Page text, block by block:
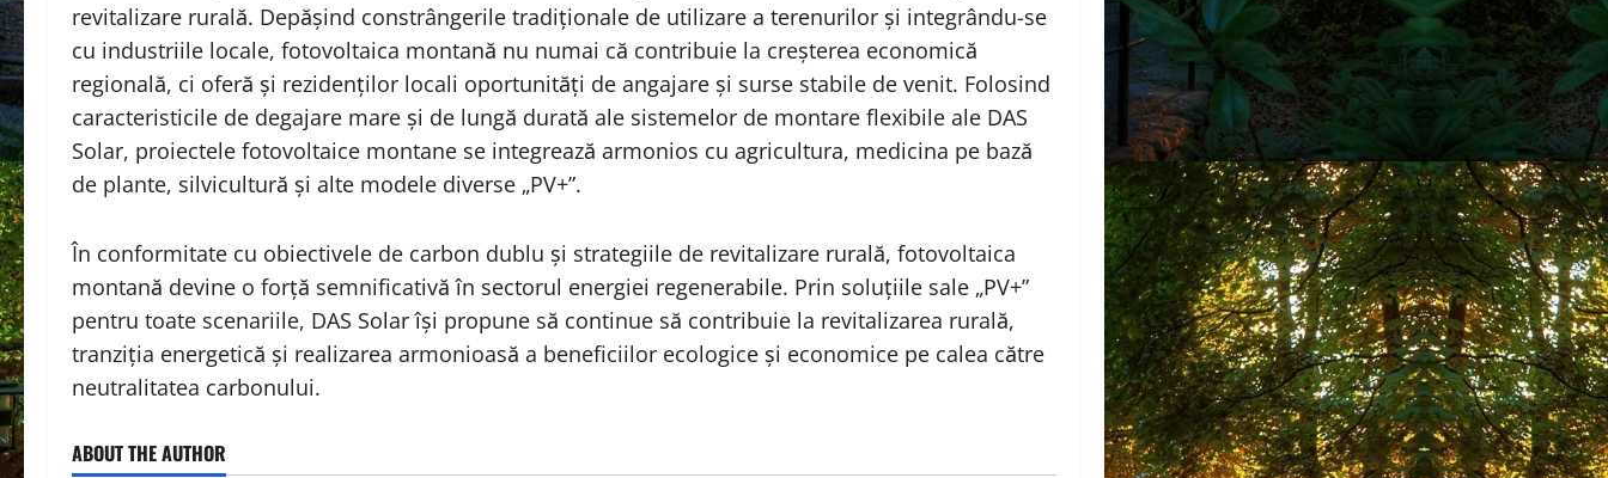
revitalizare rurală. Depășind constrângerile tradiționale de utilizare a terenurilor și integrându-se
cu industriile locale, fotovoltaica montană nu numai că contribuie la creșterea economică
regională, ci oferă și rezidenților locali oportunități de angajare și surse stabile de venit. Folosind
caracteristicile de degajare mare și de lungă durată ale sistemelor de montare flexibile ale DAS
Solar, proiectele fotovoltaice montane se integrează armonios cu agricultura, medicina pe bază
de plante, silvicultură și alte modele diverse „PV+”.
În conformitate cu obiectivele de carbon dublu și strategiile de revitalizare rurală, fotovoltaica
montană devine o forță semnificativă în sectorul energiei regenerabile. Prin soluțiile sale „PV+”
pentru toate scenariile, DAS Solar își propune să continue să contribuie la revitalizarea rurală,
tranziția energetică și realizarea armonioasă a beneficiilor ecologice și economice pe calea către
neutralitatea carbonului.
ABOUT THE AUTHOR